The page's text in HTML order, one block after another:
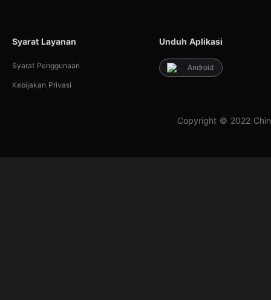
Syarat Layanan
Syarat Penggunaan
Kebijakan Privasi
Unduh Aplikasi
Android
Copyright © 2022